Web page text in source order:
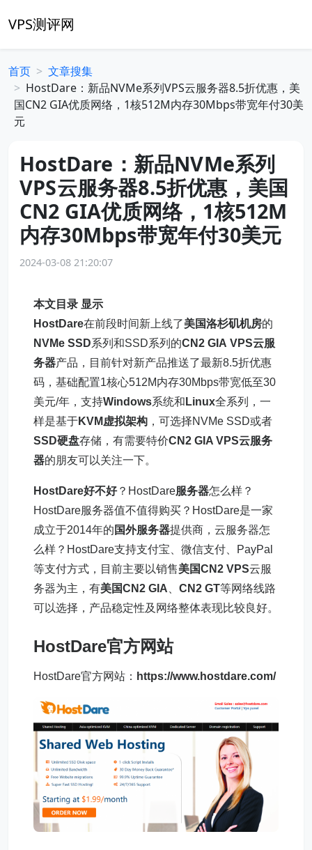
VPS测评网
首页
文章搜集
HostDare：新品NVMe系列VPS云服务器8.5折优惠，美
国CN2 GIA优质网络，1核512M内存30Mbps带宽年付30美
元
HostDare：新品NVMe系列
VPS云服务器8.5折优惠，美国
CN2 GIA优质网络，1核512M
内存30Mbps带宽年付30美元
2024-03-08 21:20:07
本文目录 显示
HostDare在前段时间新上线了美国洛杉矶机房的
NVMe SSD系列和SSD系列的CN2 GIA VPS云服
务器产品，目前针对新产品推送了最新8.5折优惠
码，基础配置1核心512M内存30Mbps带宽低至30
美元/年，支持Windows系统和 Linux全系列，一
样是基于KVM虚拟架构 ，可选择NVMe SSD或者
SSD硬盘存储，有需要特价CN2 GIA VPS云服务
器的朋友可以关注一下。
HostDare好不好？HostDare服务器怎么样？
HostDare服务器值不值得购买？HostDare是一家
成立于2014年的 国外服务器提供商，云服务器怎
么样？HostDare支持支付宝、微信支付、PayPal
等支付方式，目前主要以销售美国CN2 VPS云服
务器为主，有美国CN2 GIA CN2 GT等网络线路
可以选择，产品稳定性及网络整体表现比较良好。
HostDare官方网站
HostDare官方网站： https://www.hostdare.com/